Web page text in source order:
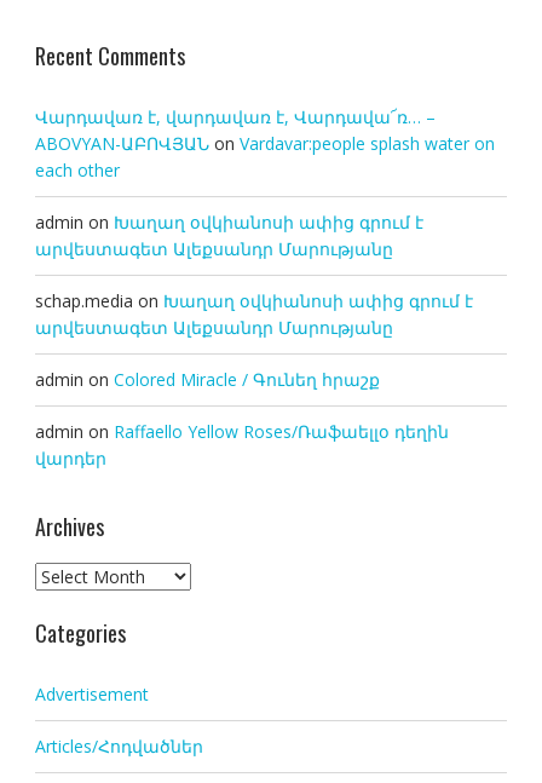
Recent Comments
Վարդավառ է, վարդավառ է, Վարդավա՜ռ… –
ABOVYAN-ԱԲՈՎՅԱՆon Vardavar:people splash water on
each other
admin on Խաղաղ օվկիանոսի ափից գրում է
արվեստագետ Ալեքսանդր Մարությանը
schap.media on Խաղաղ օվկիանոսի ափից գրում է
արվեստագետ Ալեքսանդր Մարությանը
admin on Colored Miracle / Գունեղ հրաշք
admin on Raffaello Yellow Roses/Ռաֆաելլօ դեղին
վարդեր
Archives
Archives
Categories
Advertisement
Articles/Հոդվածներ